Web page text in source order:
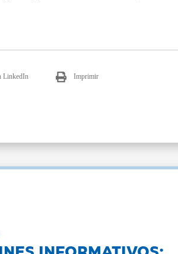
LinkedIn Imprimir